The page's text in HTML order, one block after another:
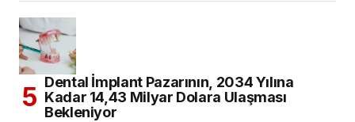
Dental İmplant Pazarının, 2034 Yılına
Kadar 14,43 Milyar Dolara Ulaşması
Bekleniyor